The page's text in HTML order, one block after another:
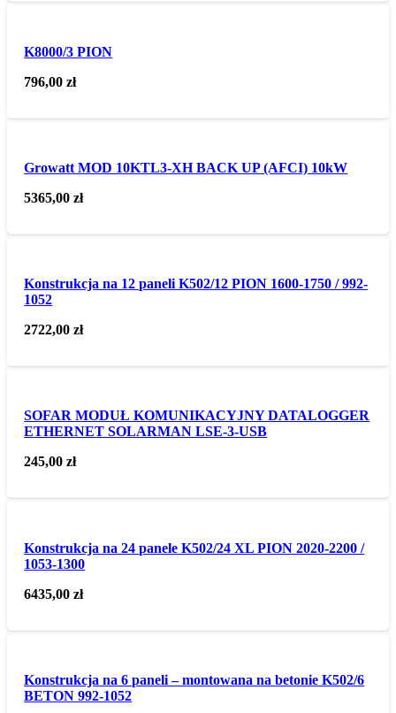
K8000/3 PION
796,00zł
Growatt MOD 10KTL3-XH BACK UP (AFCI) 10kW
5365,00zł
Konstrukcja na 12 paneli K502/12 PION 1600-1750 / 992-
1052
2722,00zł
SOFAR MODUŁ KOMUNIKACYJNY DATALOGGER
ETHERNET SOLARMAN LSE-3-USB
245,00zł
Konstrukcja na 24 panele K502/24 XL PION 2020-2200 /
1053-1300
6435,00zł
Konstrukcja na 6 paneli – montowana na betonie K502/6
BETON 992-1052